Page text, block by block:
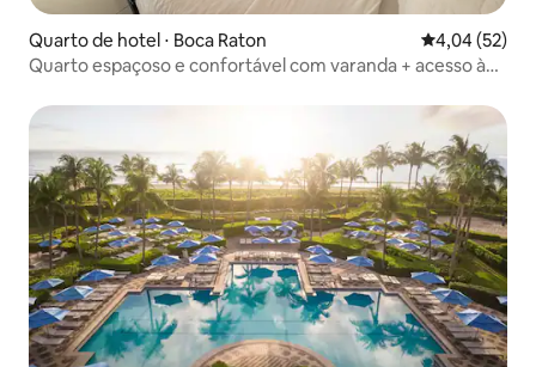
Quarto de hotel ⋅ Boca Raton 4,04 de uma
4,04 (52)
Quarto espaçoso e confortável com varanda + acesso à